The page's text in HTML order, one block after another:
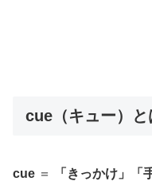
cue（キュー）と
cue ＝ 「きっかけ」「